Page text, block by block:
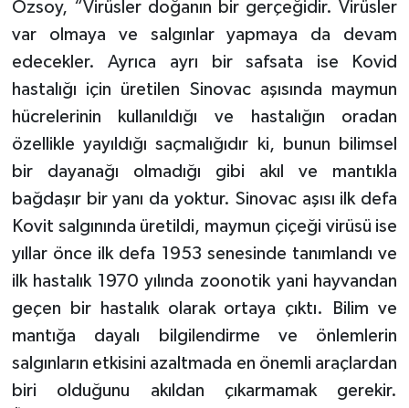
Özsoy, “Virüsler doğanın bir gerçeğidir. Virüsler
var olmaya ve salgınlar yapmaya da devam
edecekler. Ayrıca ayrı bir safsata ise Kovid
hastalığı için üretilen Sinovac aşısında maymun
hücrelerinin kullanıldığı ve hastalığın oradan
özellikle yayıldığı saçmalığıdır ki, bunun bilimsel
bir dayanağı olmadığı gibi akıl ve mantıkla
bağdaşır bir yanı da yoktur. Sinovac aşısı ilk defa
Kovit salgınında üretildi, maymun çiçeği virüsü ise
yıllar önce ilk defa 1953 senesinde tanımlandı ve
ilk hastalık 1970 yılında zoonotik yani hayvandan
geçen bir hastalık olarak ortaya çıktı. Bilim ve
mantığa dayalı bilgilendirme ve önlemlerin
salgınların etkisini azaltmada en önemli araçlardan
biri olduğunu akıldan çıkarmamak gerekir.